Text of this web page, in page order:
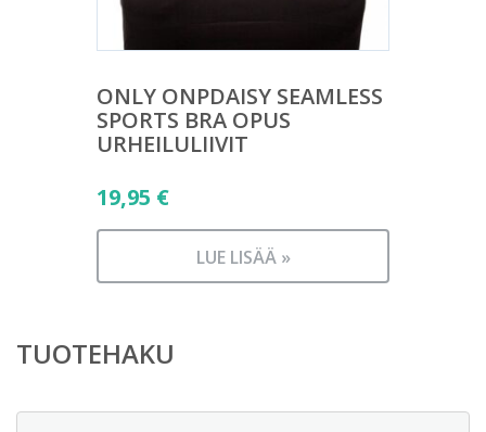
ONLY ONPDAISY SEAMLESS
SPORTS BRA OPUS
URHEILULIIVIT
19,95 €
LUE LISÄÄ »
TUOTEHAKU